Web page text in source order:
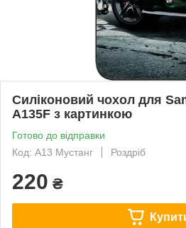
Силіконовий чохол для
A135F з картинкою
Готово до відправки
Код: A13 Мустанг
Роздріб
220 ₴